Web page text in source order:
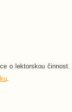
o lektorskou činnost.
.